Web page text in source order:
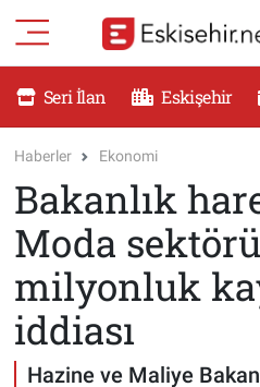
Seri İlan Eskişehir
Haberler Ekonomi
Bakanlık
Moda
milyonluk
iddiası
Hazine ve Maliye
RESMİ İLANLAR
DÜNYA
SAĞLIK
MAGAZİN
KADIN
Eskişehir Nöbetçi
Eskişehir Namaz
Eskişehir Trafik
Süper Lig Puan
Tüm Manşetler